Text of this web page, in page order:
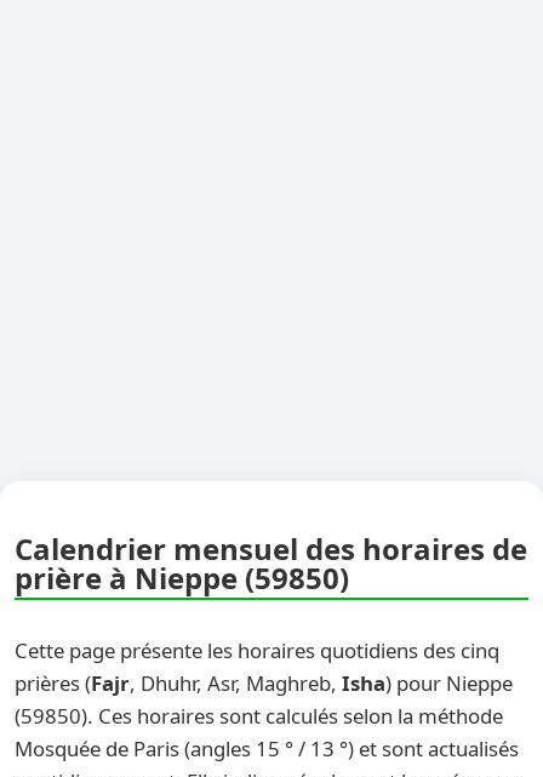
Calendrier mensuel des horaires de
prière à Nieppe (59850)
Cette page présente les horaires quotidiens des cinq
prières (Fajr, Dhuhr, Asr, Maghreb, Isha) pour Nieppe
(59850). Ces horaires sont calculés selon la méthode
Mosquée de Paris (angles 15 ° / 13 °) et sont actualisés